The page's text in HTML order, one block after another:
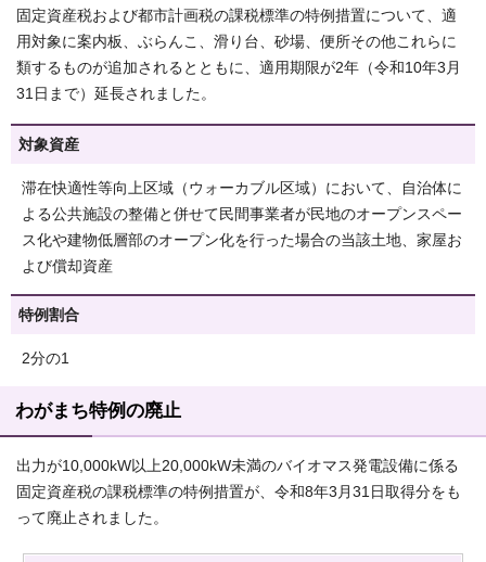
固定資産税および都市計画税の課税標準の特例措置について、適
用対象に案内板、ぶらんこ、滑り台、砂場、便所その他これらに
類するものが追加されるとともに、適用期限が2年（令和10年3月
31日まで）延長されました。
対象資産
滞在快適性等向上区域（ウォーカブル区域）において、自治体に
よる公共施設の整備と併せて民間事業者が民地のオープンスペー
ス化や建物低層部のオープン化を行った場合の当該土地、家屋お
よび償却資産
特例割合
2分の1
わがまち特例の廃止
出力が10,000kW以上20,000kW未満のバイオマス発電設備に係る
固定資産税の課税標準の特例措置が、令和8年3月31日取得分をも
って廃止されました。